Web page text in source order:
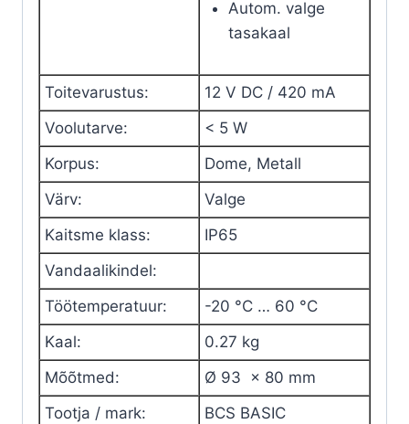
Autom. valge
tasakaal
Toitevarustus: 12 V DC / 420 mA
Voolutarve:
< 5 W
Korpus:
Dome, Metall
Värv:
Valge
Kaitsme klass:
IP65
Vandaalikindel:
Töötemperatuur:
-20 °C … 60 °C
Kaal:
0.27 kg
Mõõtmed:
Ø 93 x 80 mm
Tootja / mark:
BCS BASIC